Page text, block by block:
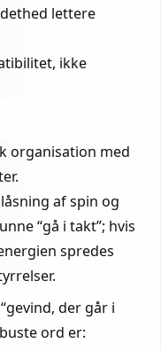
lettere
ikke
organisation med
af spin og
“gå i takt”; hvis
spredes
der går i
ord er: